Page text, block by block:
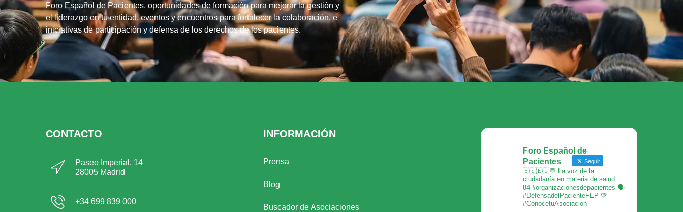
Foro Español de Pacientes, oportunidades de formación para mejorar la gestión y
el liderazgo en tu entidad, eventos y encuentros para fortalecer la colaboración, e
iniciativas de participación y defensa de los derechos de los pacientes.
CONTACTO
Paseo Imperial, 14
28005 Madrid
+34 699 839 000
INFORMACIÓN
Prensa
Blog
Buscador de Asociaciones
Foro Español de
Pacientes
Seguir
🇪🇸🇪🇺💬 La voz de la
ciudadanía en materia de salud.
84 #organizacionesdepacientes 🗣
#DefensadelPacienteFEP 💚
#ConocetuAsociacion